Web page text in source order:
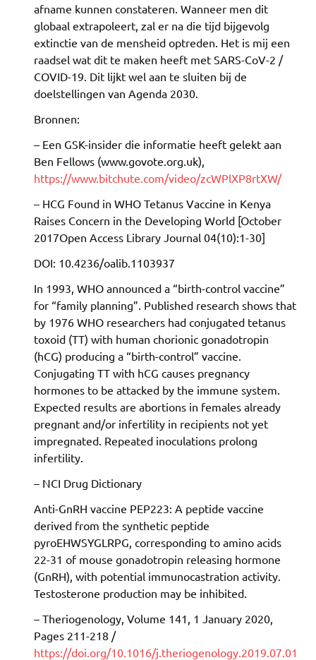
afname kunnen constateren. Wanneer men dit
globaal extrapoleert, zal er na die tijd bijgevolg
extinctie van de mensheid optreden. Het is mij een
raadsel wat dit te maken heeft met SARS-CoV-2 /
COVID-19. Dit lijkt wel aan te sluiten bij de
doelstellingen van Agenda 2030.
Bronnen:
– Een GSK-insider die informatie heeft gelekt aan
Ben Fellows (www.govote.org.uk),
https://www.bitchute.com/video/zcWPlXP8rtXW/
– HCG Found in WHO Tetanus Vaccine in Kenya
Raises Concern in the Developing World [October
2017Open Access Library Journal 04(10):1-30]
DOI: 10.4236/oalib.1103937
In 1993, WHO announced a “birth-control vaccine”
for “family planning”. Published research shows that
by 1976 WHO researchers had conjugated tetanus
toxoid (TT) with human chorionic gonadotropin
(hCG) producing a “birth-control” vaccine.
Conjugating TT with hCG causes pregnancy
hormones to be attacked by the immune system.
Expected results are abortions in females already
pregnant and/or infertility in recipients not yet
impregnated. Repeated inoculations prolong
infertility.
– NCI Drug Dictionary
Anti-GnRH vaccine PEP223: A peptide vaccine
derived from the synthetic peptide
pyroEHWSYGLRPG, corresponding to amino acids
22-31 of mouse gonadotropin releasing hormone
(GnRH), with potential immunocastration activity.
Testosterone production may be inhibited.
– Theriogenology, Volume 141, 1 January 2020,
Pages 211-218 /
https://doi.org/10.1016/j.theriogenology.2019.07.01